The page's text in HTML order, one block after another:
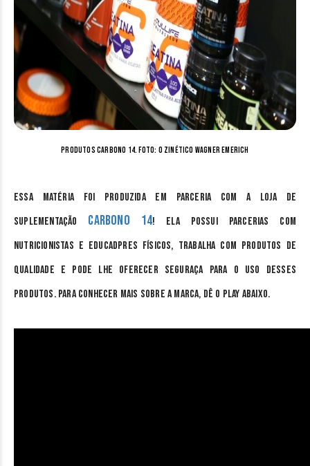
Produtos Carbono 14. Foto: o Zinético Wagner Emerich
Essa matéria foi produzida em parceria com a loja de
suplementação Carbono 14! Ela possui parcerias com
nutricionistas e educadpres físicos, trabalha com produtos de
qualidade e pode lhe oferecer seguraça para o uso desses
produtos. Para conhecer mais sobre a marca, dê o play abaixo.